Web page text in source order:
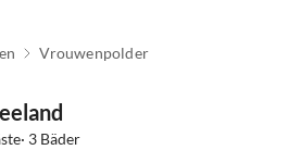
Vrouwenpolder
3 Bäder